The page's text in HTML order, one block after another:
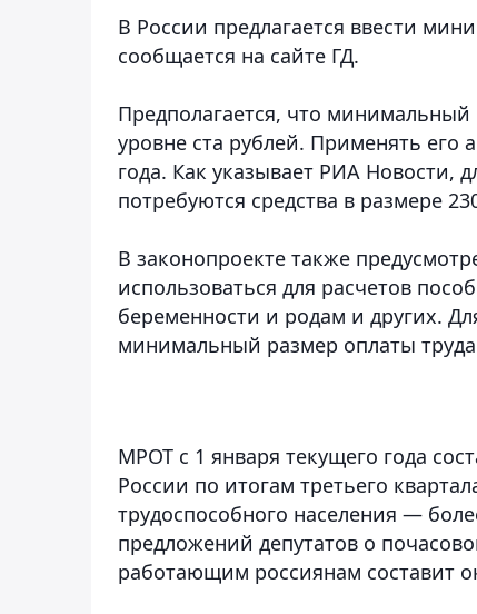
В России предлагается ввести
сообщается на сайте ГД.
Предполагается, что минимальный
уровне ста рублей. Применять его
года. Как указывает РИА Новости,
потребуются средства в размере
В законопроекте также
использоваться для расчетов
беременности и родам и других.
минимальный размер оплаты
МРОТ с 1 января текущего года
России по итогам третьего
трудоспособного населения —
предложений депутатов о
работающим россиянам составит